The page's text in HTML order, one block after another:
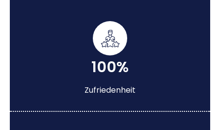
100%
Zufriedenheit